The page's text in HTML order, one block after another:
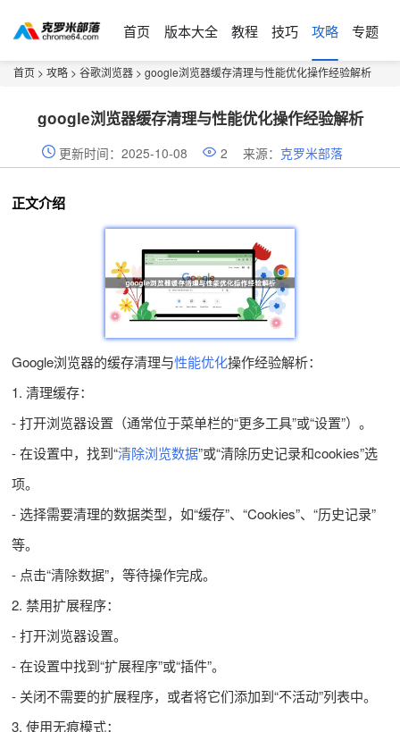
首页 版本大全 教程 技巧 攻略 专题
首页 > 攻略 > 谷歌浏览器 > google浏览器缓存清理与性能优化操作经验解析
google浏览器缓存清理与性能优化操作经验解析
更新时间：2025-10-08 2 来源： 克罗米部落
正文介绍
Google浏览器的缓存清理与性能优化操作经验解析：
1. 清理缓存：
- 打开浏览器设置（通常位于菜单栏的“更多工具”或“设置”）。
- 在设置中，找到“清除浏览数据”或“清除历史记录和cookies”选
项。
- 选择需要清理的数据类型，如“缓存”、“Cookies”、“历史记录”
等。
- 点击“清除数据”，等待操作完成。
2. 禁用扩展程序：
- 打开浏览器设置。
- 在设置中找到“扩展程序”或“插件”。
- 关闭不需要的扩展程序，或者将它们添加到“不活动”列表中。
3. 使用无痕模式：